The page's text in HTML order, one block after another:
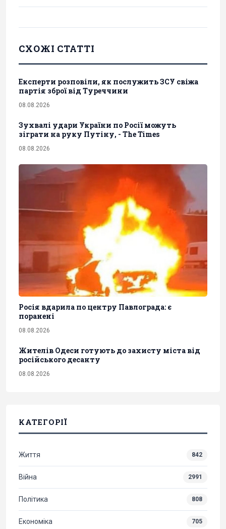
СХОЖІ СТАТТІ
Експерти розповіли, як послужить ЗСУ свіжа
партія зброї від Туреччини
08.08.2026
Зухвалі удари України по Росії можуть
зіграти на руку Путіну, - The Times
08.08.2026
Росія вдарила по центру Павлограда: є
поранені
08.08.2026
Жителів Одеси готують до захисту міста від
російського десанту
08.08.2026
КАТЕГОРІЇ
Життя 842
Війна 2991
Політика 808
Економіка 705